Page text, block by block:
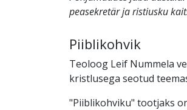
peasekretär ja ristiusku
Piiblikohvik
Teoloog Leif Nummela
kristlusega seotud
"Piiblikohviku" tootjaks